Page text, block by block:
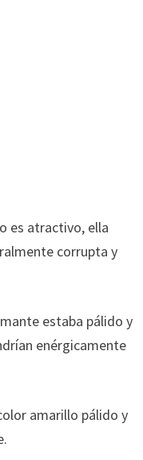
es atractivo, ella
corrupta y
estaba pálido y
enérgicamente
amarillo pálido y